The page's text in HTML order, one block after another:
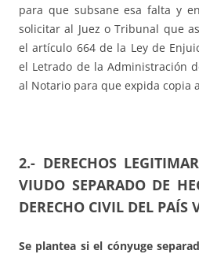
para que subsane esa falta y
solicitar al Juez o Tribunal que
el artículo 664 de la Ley de
el Letrado de la Administración
al Notario para que expida copia
2.- DERECHOS
VIUDO SEPARADO DE
DERECHO CIVIL DEL PAÍS
Se plantea si el cónyuge